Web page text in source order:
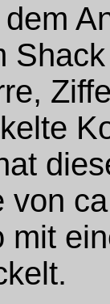
von
mit